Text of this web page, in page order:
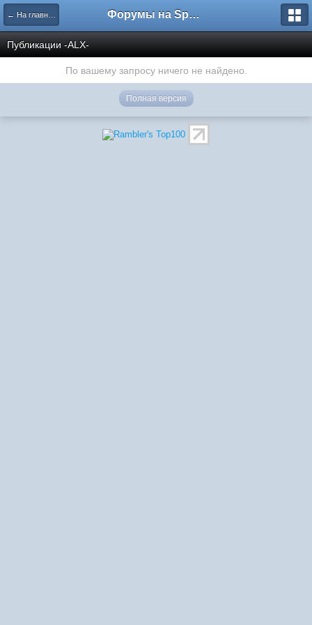
← На главную Форумы на Sportbox.ru
Публикации -ALX-
По вашему запросу ничего не найдено.
Полная версия